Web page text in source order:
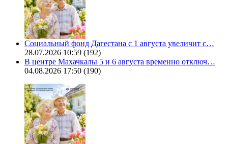
Социальный фонд Дагестана с 1 августа увеличит с…
28.07.2026 10:59 (192)
В центре Махачкалы 5 и 6 августа временно отключ…
04.08.2026 17:50 (190)